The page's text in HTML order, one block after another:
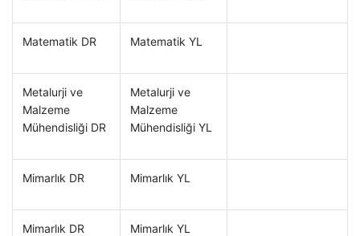
Matematik DR Matematik YL
Metalurji ve
Malzeme
Mühendisliği DR
Metalurji ve
Malzeme
Mühendisliği YL
Mimarlık DR Mimarlık YL
Mimarlık DR
Mimarlık YL